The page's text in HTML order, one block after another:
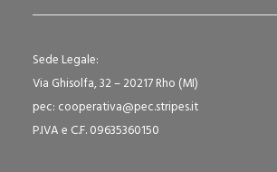
Sede Legale:
Via Ghisolfa, 32 – 20217 Rho (MI)
pec: cooperativa@pec.stripes.it
P.IVA e C.F. 09635360150